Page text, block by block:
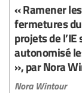
« Ramener
fermetures
projets de
autonomisé
», par Nora
Nora Wintour